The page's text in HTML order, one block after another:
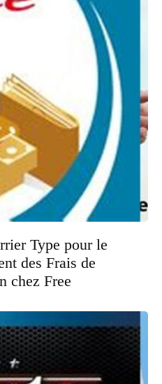
Type pour le
des Frais de
chez Free